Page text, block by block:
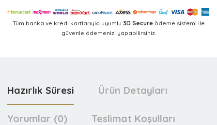
Tüm banka ve kredi kartlarıyla uyumlu 3D Secure ödeme sistemi ile
güvenle ödemenizi yapabilirsiniz.
Hazırlık Süresi Ürün Detayları
Yorumlar (0) Teslimat Koşulları